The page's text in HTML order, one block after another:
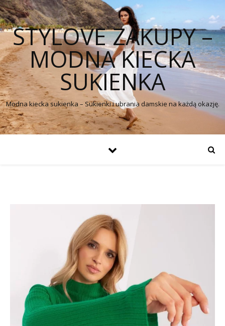
STYLOVE ZAKUPY –
MODNA KIECKA
SUKIENKA
Modna kiecka sukienka – Sukienki i ubrania damskie na każdą okazję.